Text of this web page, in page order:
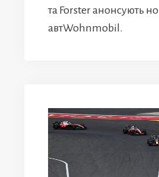
та Forster анонсують
автWohnmobil.